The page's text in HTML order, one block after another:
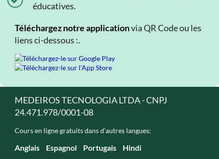
éducatives.
Téléchargez notre applicationvia QR Code ou les
liens ci-dessous :.
MEDEIROS TECNOLOGIA LTDA - CNPJ
24.471.978/0001-08
Cours en ligne gratuits dans d'autres langues:
Anglais Espagnol Portugais Hindi